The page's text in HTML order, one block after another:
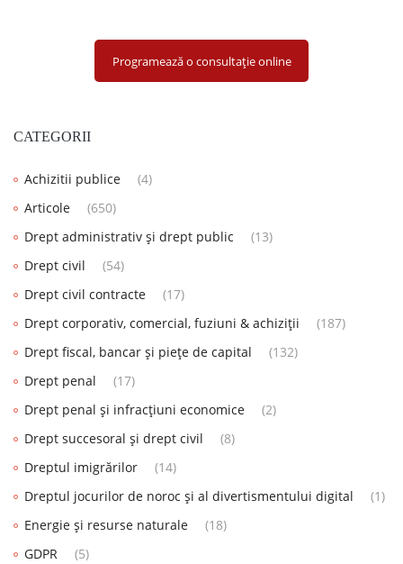
Programează o consultație online
CATEGORII
Achizitii publice
(4)
Articole
(650)
Drept administrativ și drept public
(13)
Drept civil
(54)
Drept civil contracte
(17)
Drept corporativ, comercial, fuziuni & achiziții
(187)
Drept fiscal, bancar și piețe de capital
(132)
Drept penal
(17)
Drept penal și infracțiuni economice
(2)
Drept succesoral și drept civil
(8)
Dreptul imigrărilor
(14)
Dreptul jocurilor de noroc și al divertismentului digital
(1)
Energie și resurse naturale
(18)
GDPR
(5)